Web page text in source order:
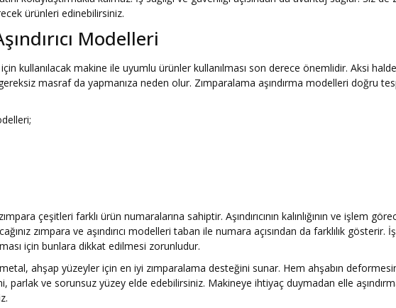
ürünleri edinebilirsiniz.
Modelleri
için kullanılacak makine ile uyumlu ürünler kullanılması son derece önemlidir. Aksi
masraf da yapmanıza neden olur. Zımparalama aşındırma modelleri doğru
çeşitleri farklı ürün numaralarına sahiptir. Aşındırıcının kalınlığının ve işlem
zımpara ve aşındırıcı modelleri taban ile numara açısından da farklılık gösterir.
için bunlara dikkat edilmesi zorunludur.
ahşap yüzeyler için en iyi zımparalama desteğini sunar. Hem ahşabın
parlak ve sorunsuz yüzey elde edebilirsiniz. Makineye ihtiyaç duymadan elle